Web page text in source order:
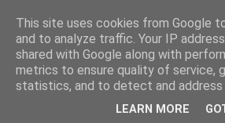
This site uses cookies from Google
and to analyze traffic. Your IP
shared with Google along with
metrics to ensure quality of service,
statistics, and to detect and address
LEARN MORE